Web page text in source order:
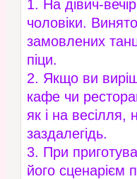
1. На дівич-
чоловіки.
замовлених
піци.
2. Якщо ви
кафе чи
як і на весілля,
заздалегідь.
3. При
його сценарієм